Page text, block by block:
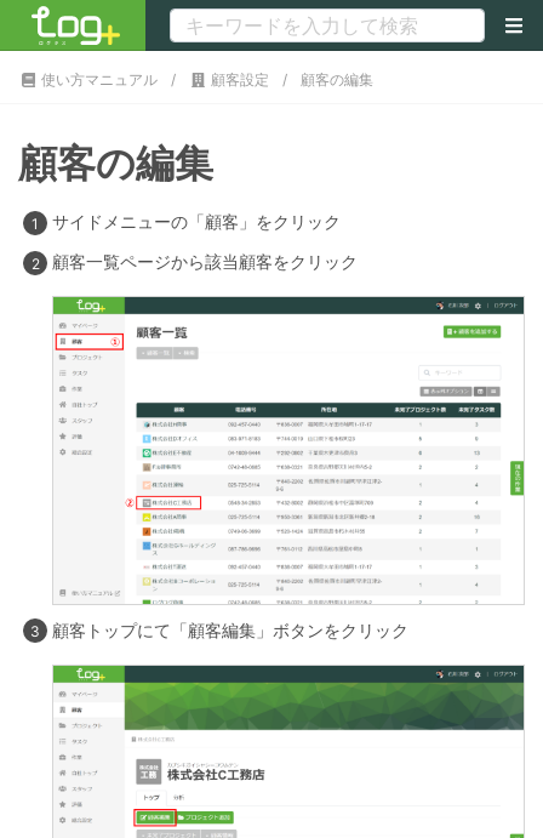
使い方マニュアル 顧客設定 顧客の編集
顧客の編集
サイドメニューの「顧客」をクリック
顧客一覧ページから該当顧客をクリック
顧客トップにて「顧客編集」ボタンをクリック